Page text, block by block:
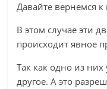
Давайте вернемся
В этом случае эти
происходит явное
Так как одно из них
другое. А это